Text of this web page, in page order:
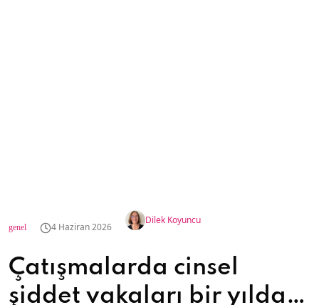
genel 4 Haziran 2026
Dilek Koyuncu
Çatışmalarda cinsel
şiddet vakaları bir yılda